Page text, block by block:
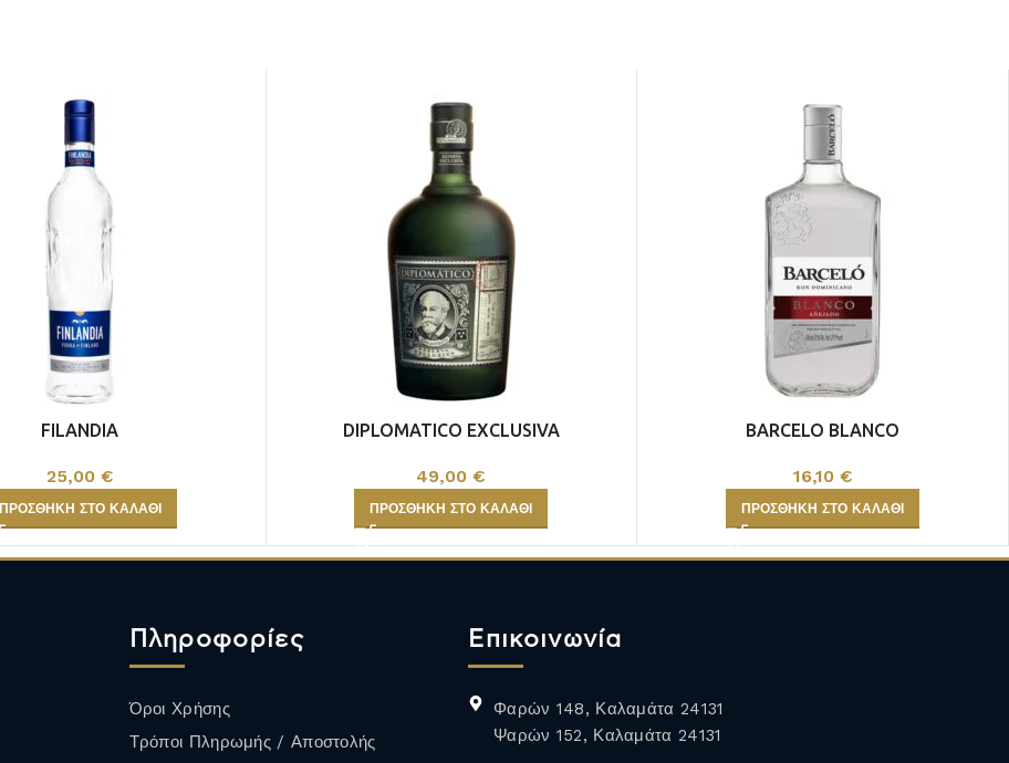
ΑΦΡΩΔΗ
ΟΙΝΟΣ
Περισσότερα
FILANDIA
25,00 €
ΠΡΟΣΘΉΚΗ ΣΤΟ ΚΑΛΆΘΙ
DIPLOMATICO EXCLUSIVA
49,00€
ΠΡΟΣΘΉΚΗ ΣΤΟ ΚΑΛΆΘΙ
BARCELO BLANCO
16,10 €
ΠΡΟΣΘΉΚΗ ΣΤΟ ΚΑΛΆΘΙ
Πληροφορίες
Όροι Χρήσης
Τρόποι Πληρωμής / Αποστολής
Επικοινωνία
Φαρών 148, Καλαμάτα 24131
Ψαρών 152, Καλαμάτα 24131